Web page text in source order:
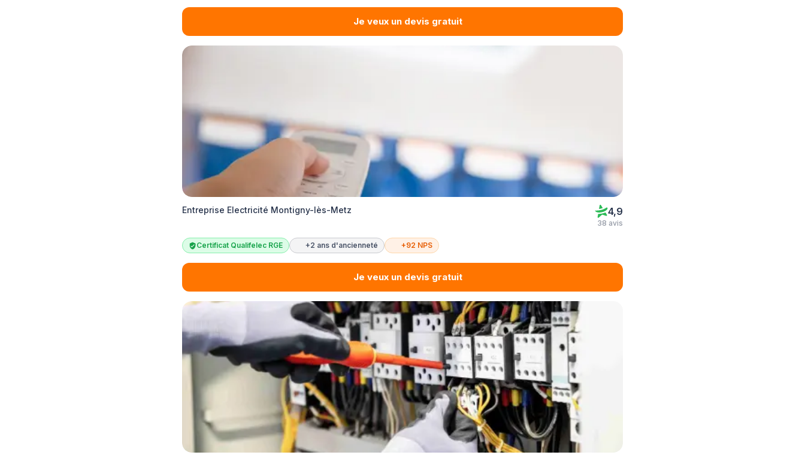
Je veux un devis gratuit
Entreprise Electricité Montigny-lès-Metz 4,9
38 avis
Certificat Qualifelec RGE +2 ans d'ancienneté +92 NPS
Je veux un devis gratuit